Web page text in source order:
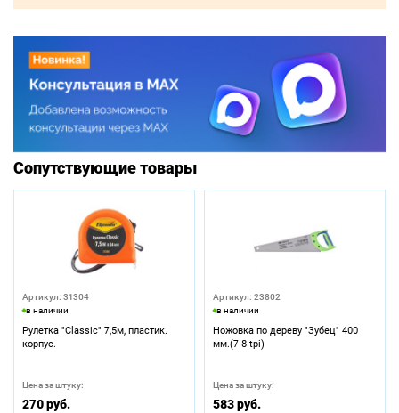
Сопутствующие товары
Артикул: 31304
в наличии
Рулетка "Classic" 7,5м, пластик.
корпус.
Цена за штуку:
270 руб.
Артикул: 23802
в наличии
Ножовка по дереву "Зубец" 400
мм.(7-8 tpi)
Цена за штуку:
583 руб.